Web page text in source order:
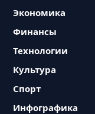
Экономика
Финансы
Технологии
Культура
Спорт
Инфографика